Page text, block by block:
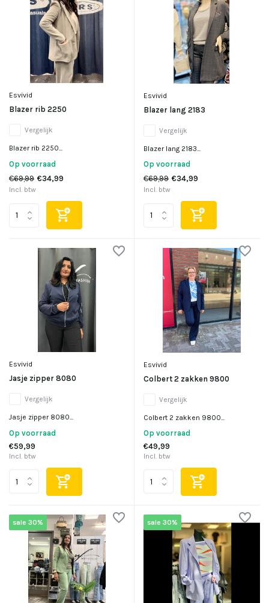
Esvivid
Blazer rib 2250
Vergelijk
Blazer rib 2250...
Op voorraad
€69,99 €34,99
Incl. btw
Esvivid
Blazer lang 2183
Vergelijk
Blazer lang 2183...
Op voorraad
€69,99 €34,99
Incl. btw
Esvivid
Jasje zipper 8080
Vergelijk
Jasje zipper 8080...
Op voorraad
€59,99
Incl. btw
Esvivid
Colbert 2 zakken 9800
Vergelijk
Colbert 2 zakken 9800...
Op voorraad
€49,99
Incl. btw
sale 30% sale 30%